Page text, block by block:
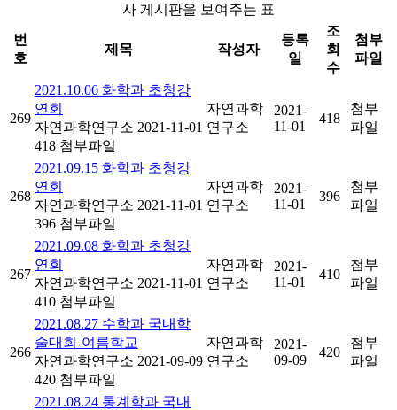
사 게시판을 보여주는 표
번
호
제목 작성자
등록
일
조
회
수
첨부
파일
269
2021.10.06 화학과 초청강
연회
자연과학연구소 2021-11-01
418 첨부파일
자연과학
연구소
2021-
11-01
418
첨부
파일
268
2021.09.15 화학과 초청강
연회
자연과학연구소 2021-11-01
396 첨부파일
자연과학
연구소
2021-
11-01
396
첨부
파일
267
2021.09.08 화학과 초청강
연회
자연과학연구소 2021-11-01
410 첨부파일
자연과학
연구소
2021-
11-01
410
첨부
파일
266
2021.08.27 수학과 국내학
술대회-여름학교
자연과학연구소 2021-09-09
420 첨부파일
자연과학
연구소
2021-
09-09
420
첨부
파일
2021.08.24 통계학과 국내